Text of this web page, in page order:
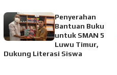
Penyerahan
Bantuan Buku
untuk SMAN 5
Luwu Timur,
Dukung Literasi Siswa